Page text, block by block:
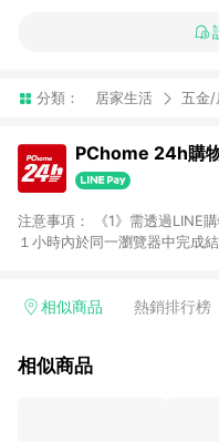
分類： 居家生活 五金/
PChome 24h購
注意事項： 《1》需透過LINE
１小時內於同一瀏覽器中完成
在點數回饋範圍內。 《3》如
品、票券、訂閱方案、
[2026/6/2起適用] 《5》回饋
相似商品 熱銷排行榜
相似商品